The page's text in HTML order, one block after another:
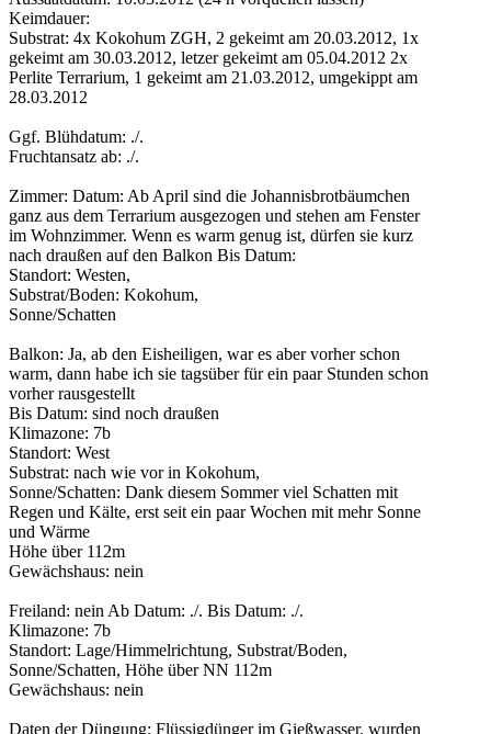
Keimdauer:
Substrat: 4x Kokohum ZGH, 2 gekeimt am 20.03.2012, 1x
gekeimt am 30.03.2012, letzer gekeimt am 05.04.2012 2x
Perlite Terrarium, 1 gekeimt am 21.03.2012, umgekippt am
28.03.2012
Ggf. Blühdatum: ./.
Fruchtansatz ab: ./.
Zimmer: Datum: Ab April sind die Johannisbrotbäumchen
ganz aus dem Terrarium ausgezogen und stehen am Fenster
im Wohnzimmer. Wenn es warm genug ist, dürfen sie kurz
nach draußen auf den Balkon Bis Datum:
Standort: Westen,
Substrat/Boden: Kokohum,
Sonne/Schatten
Balkon: Ja, ab den Eisheiligen, war es aber vorher schon
warm, dann habe ich sie tagsüber für ein paar Stunden schon
vorher rausgestellt
Bis Datum: sind noch draußen
Klimazone: 7b
Standort: West
Substrat: nach wie vor in Kokohum,
Sonne/Schatten: Dank diesem Sommer viel Schatten mit
Regen und Kälte, erst seit ein paar Wochen mit mehr Sonne
und Wärme
Höhe über 112m
Gewächshaus: nein
Freiland: nein Ab Datum: ./. Bis Datum: ./.
Klimazone: 7b
Standort: Lage/Himmelrichtung, Substrat/Boden,
Sonne/Schatten, Höhe über NN 112m
Gewächshaus: nein
Daten der Düngung: Flüssigdünger im Gießwasser, wurden